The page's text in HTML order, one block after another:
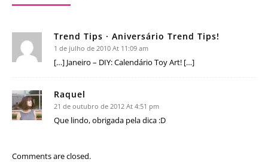
Trend Tips · Aniversário Trend Tips!
1 de julho de 2010 At 11:09 am
[…] Janeiro – DIY: Calendário Toy Art! […]
Raquel
21 de outubro de 2012 At 4:51 pm
Que lindo, obrigada pela dica :D
Comments are closed.